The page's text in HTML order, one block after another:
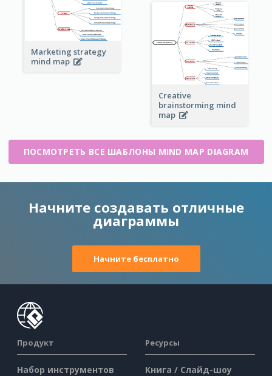
Marketing strategy
mind map
Creative
brainstorming mind
map
ПОСМОТРЕТЬ ВСЕ ШАБЛОНЫ MIND MAP DIAGRAM
Начните создавать отличные
диаграммы
Начните бесплатно
Продукт
Набор инструментов
Ресурсы
Книга / Слайд-шоу